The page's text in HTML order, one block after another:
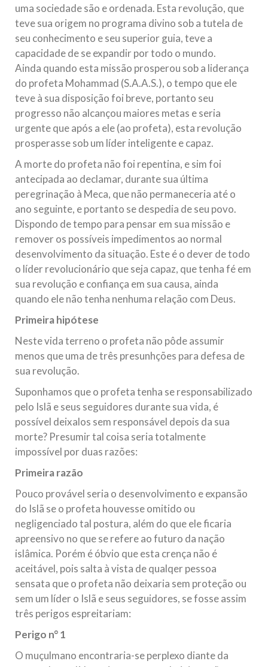
uma sociedade são e ordenada. Esta revolução, que
teve sua origem no programa divino sob a tutela de
seu conhecimento e seu superior guia, teve a
capacidade de se expandir por todo o mundo.
Ainda quando esta missão prosperou sob a liderança
do profeta Mohammad (S.A.A.S.), o tempo que ele
teve à sua disposição foi breve, portanto seu
progresso não alcançou maiores metas e seria
urgente que após a ele (ao profeta), esta revolução
prosperasse sob um líder inteligente e capaz.
A morte do profeta não foi repentina, e sim foi
antecipada ao declamar, durante sua última
peregrinação à Meca, que não permaneceria até o
ano seguinte, e portanto se despedia de seu povo.
Dispondo de tempo para pensar em sua missão e
remover os possíveis impedimentos ao normal
desenvolvimento da situação. Este é o dever de todo
o líder revolucionário que seja capaz, que tenha fé em
sua revolução e confiança em sua causa, ainda
quando ele não tenha nenhuma relação com Deus.
Primeira hipótese
Neste vida terreno o profeta não pôde assumir
menos que uma de três presunhções para defesa de
sua revolução.
Suponhamos que o profeta tenha se responsabilizado
pelo Islã e seus seguidores durante sua vida, é
possível deixalos sem responsável depois da sua
morte? Presumir tal coisa seria totalmente
impossível por duas razões:
Primeira razão
Pouco provável seria o desenvolvimento e expansão
do Islã se o profeta houvesse omitido ou
negligenciado tal postura, além do que ele ficaria
apreensivo no que se refere ao futuro da nação
islâmica. Porém é óbvio que esta crença não é
aceitável, pois salta à vista de qualqer pessoa
sensata que o profeta não deixaria sem proteção ou
sem um líder o Islã e seus seguidores, se fosse assim
três perigos espreitariam:
Perigo n° 1
O muçulmano encontraria-se perplexo diante da